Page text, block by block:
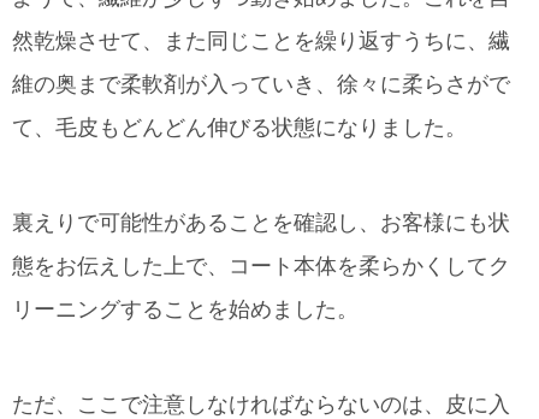
然乾燥させて、また同じことを繰り返すうちに、繊
維の奥まで柔軟剤が入っていき、徐々に柔らさがで
て、毛皮もどんどん伸びる状態になりました。
裏えりで可能性があることを確認し、お客様にも状
態をお伝えした上で、コート本体を柔らかくしてク
リーニングすることを始めました。
ただ、ここで注意しなければならないのは、皮に入